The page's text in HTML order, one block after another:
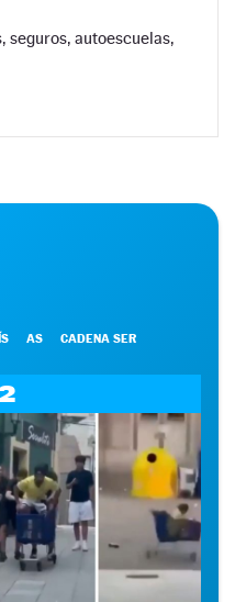
seguros, autoescuelas,
AS CADENA SER